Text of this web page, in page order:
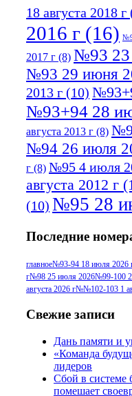
18 августа 2018 г
2016 г (16)
2017 г (8) №93 23
№93 29 июня
2013 г (10)
№93+94 28
августа 2013 г (8)
№94 26 июля
г (8) №95 4 июля
августа 2012 г
(10) №95 28
июля 2017 г(11)
г(13) №96 28
июля 2014 г(10)
июля 2017 г
2012 г(15)
(15)№98 1
августа 2016 г
Последние
главное№93-94 18 июля 2026
г№98 25 июля 2026№99-100
августа 2026 г№№102-103 1
Свежие записи
Дань памяти и
«Команда
лидеров
Сбой в системе
помешает